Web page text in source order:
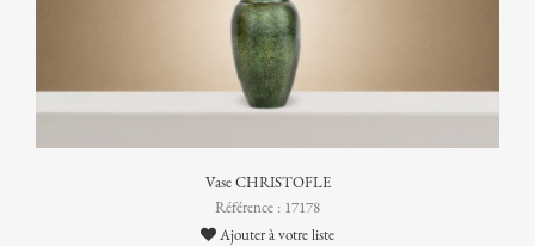
Vase CHRISTOFLE
Référence : 17178
Ajouter à votre liste